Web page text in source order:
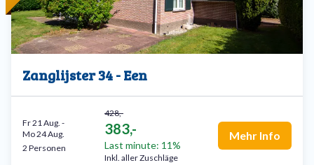
Zanglijster 34 - Een
428,-
383,-
Last minute: 11%
Inkl. aller Zuschläge
Fr 21 Aug. -
Mo 24 Aug.
2 Personen
Mehr Info